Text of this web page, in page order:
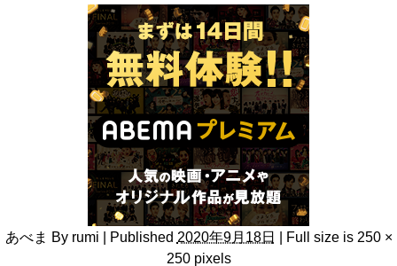
あべま By rumi Published 2020年9月18日 Full size is 250 ×
250pixels